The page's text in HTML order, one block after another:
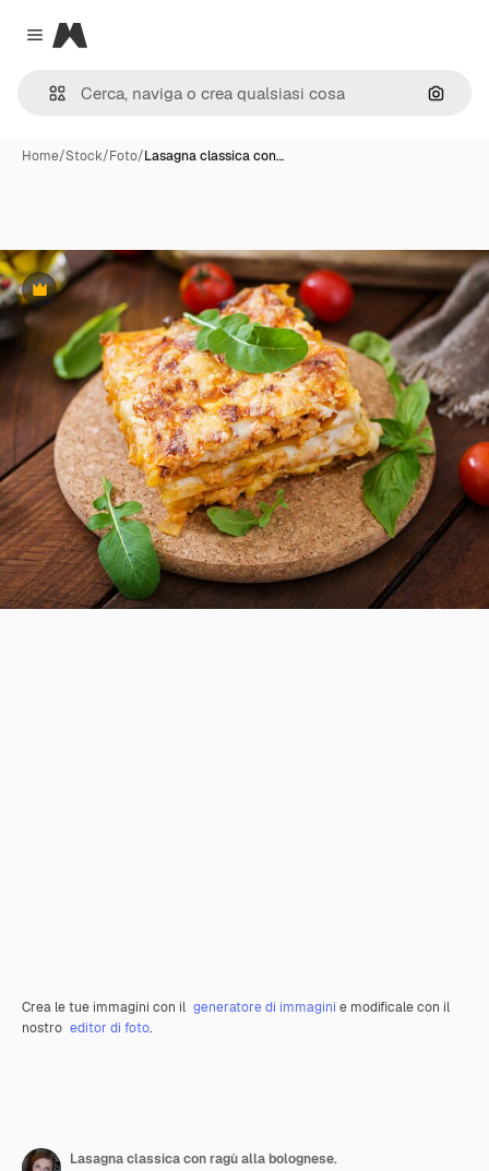
Close menu
Magnific
Cerca
Home/Stock/Foto/Lasagna classica con…
Premium
Crea le tue immagini con il generatore di immagini e modificale con il
nostro editor di foto.
Lasagna classica con ragù alla bolognese.